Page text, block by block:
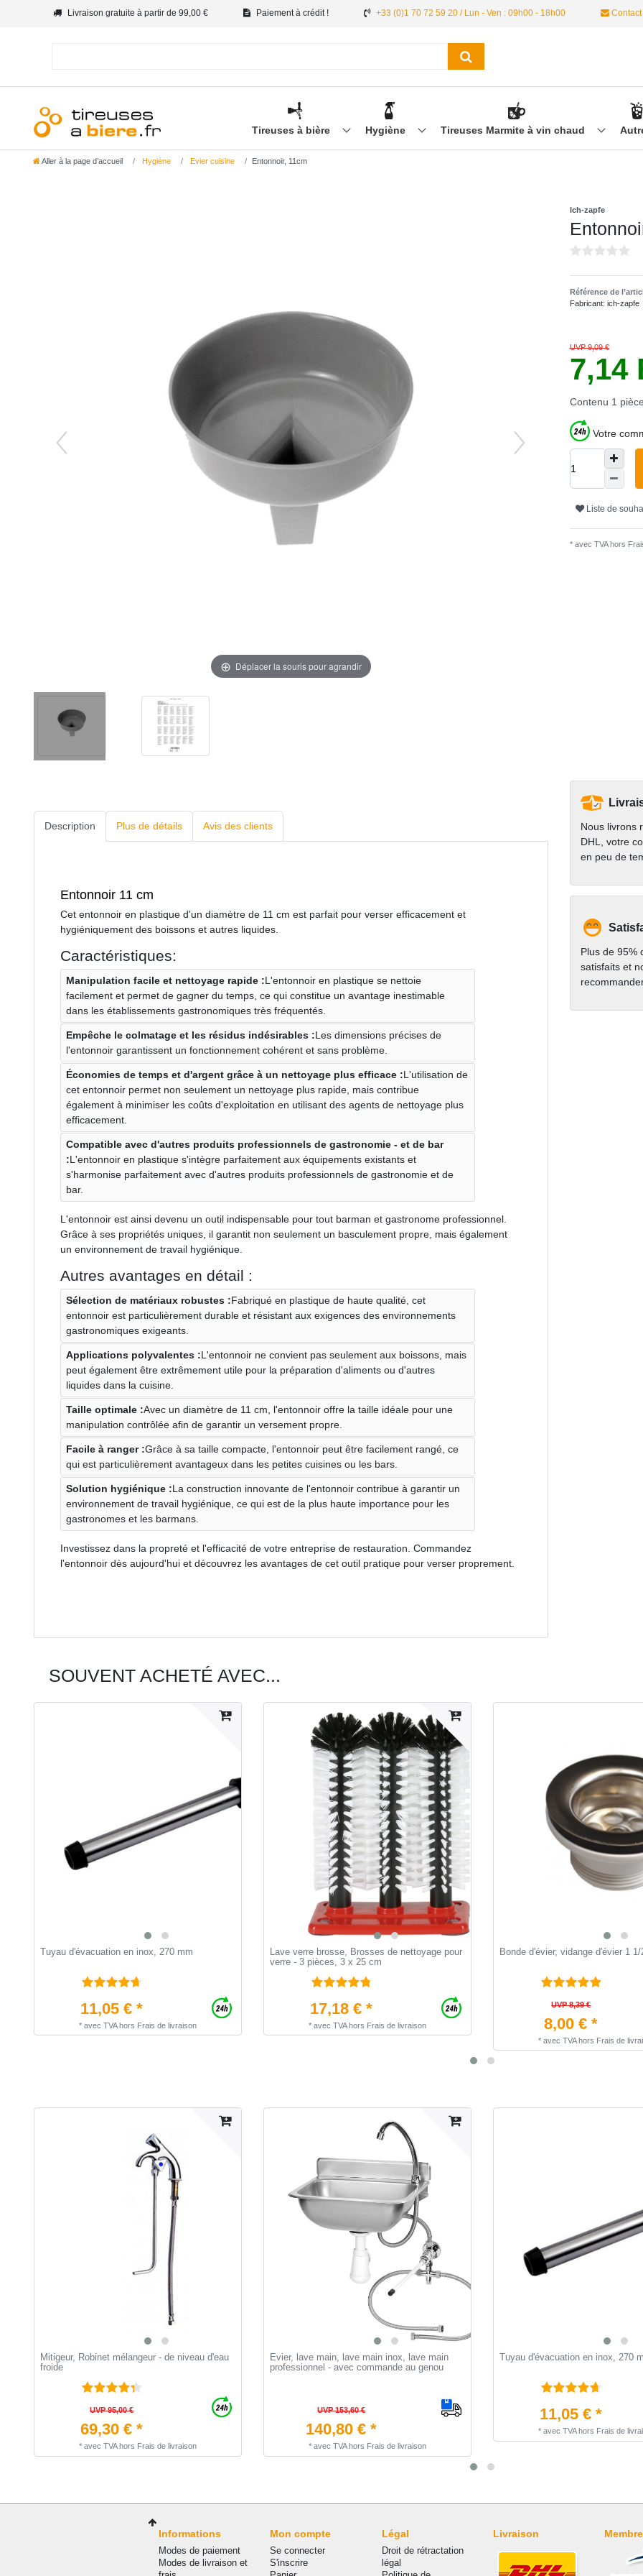
Livraison gratuite à partir de 99,00 € Paiement à crédit ! +33 (0)1 70 72 59 20 / Lun - Ven : 09h00 - 18h00 Contact
Tireuses à bière Hygiène Tireuses Marmite à vin chaud
Aller à la page d’accueil Hygiène Evier cuisine Entonnoir, 11cm
Déplacer la souris pour agrandir
Ich-zapfe
Référence de
Fabricant: ich-zapfe
UVP 9,09 €
7,14
Contenu 1 pièce
Votre
Liste de
* avec TVA hors
Description Plus de détails Avis des clients
Entonnoir 11 cm
Cet entonnoir en plastique d'un diamètre de 11 cm est parfait pour verser efficacement et
hygiéniquement des boissons et autres liquides.
Caractéristiques:
Manipulation facile et nettoyage rapide :L'entonnoir en plastique se nettoie
facilement et permet de gagner du temps, ce qui constitue un avantage inestimable
dans les établissements gastronomiques très fréquentés.
Empêche le colmatage et les résidus indésirables :Les dimensions précises de
l'entonnoir garantissent un fonctionnement cohérent et sans problème.
Économies de temps et d'argent grâce à un nettoyage plus efficace :L'utilisation de
cet entonnoir permet non seulement un nettoyage plus rapide, mais contribue
également à minimiser les coûts d'exploitation en utilisant des agents de nettoyage plus
efficacement.
Compatible avec d'autres produits professionnels de gastronomie - et de bar
:L'entonnoir en plastique s'intègre parfaitement aux équipements existants et
s'harmonise parfaitement avec d'autres produits professionnels de gastronomie et de
bar.
L'entonnoir est ainsi devenu un outil indispensable pour tout barman et gastronome professionnel.
Grâce à ses propriétés uniques, il garantit non seulement un basculement propre, mais également
un environnement de travail hygiénique.
Autres avantages en détail :
Sélection de matériaux robustes :Fabriqué en plastique de haute qualité, cet
entonnoir est particulièrement durable et résistant aux exigences des environnements
gastronomiques exigeants.
Applications polyvalentes :L'entonnoir ne convient pas seulement aux boissons, mais
peut également être extrêmement utile pour la préparation d'aliments ou d'autres
liquides dans la cuisine.
Taille optimale :Avec un diamètre de 11 cm, l'entonnoir offre la taille idéale pour une
manipulation contrôlée afin de garantir un versement propre.
Facile à ranger :Grâce à sa taille compacte, l'entonnoir peut être facilement rangé, ce
qui est particulièrement avantageux dans les petites cuisines ou les bars.
Solution hygiénique :La construction innovante de l'entonnoir contribue à garantir un
environnement de travail hygiénique, ce qui est de la plus haute importance pour les
gastronomes et les barmans.
Investissez dans la propreté et l'efficacité de votre entreprise de restauration. Commandez
l'entonnoir dès aujourd'hui et découvrez les avantages de cet outil pratique pour verser proprement.
Nous livrons
DHL, votre
en peu de
Plus de 95%
satisfaits et
SOUVENT ACHETÉ AVEC...
Tuyau d'évacuation en inox, 270 mm
11,05 € *
* avec TVAhors Frais de livraison
Lave verre brosse, Brosses de nettoyage pour
verre - 3 pièces, 3 x 25 cm
17,18 € *
* avec TVAhors Frais de livraison
Bonde d'évier, vidange d'évier 1 1/
UVP 8,39 €
8,00 € *
* avec TVAhors Frais de
Mitigeur, Robinet mélangeur - de niveau d'eau
froide
UVP 95,00 €
69,30 € *
* avec TVAhors Frais de livraison
Evier, lave main, lave main inox, lave main
professionnel - avec commande au genou
UVP 153,60 €
140,80 € *
* avec TVAhors Frais de livraison
Tuyau d'évacuation en inox, 270
11,05 € *
* avec TVAhors Frais de
Informations
Modes de paiement
Modes de livraison et
Mon compte
Se connecter
S'inscrire
Légal
Droit de rétractation
légal
Livraison